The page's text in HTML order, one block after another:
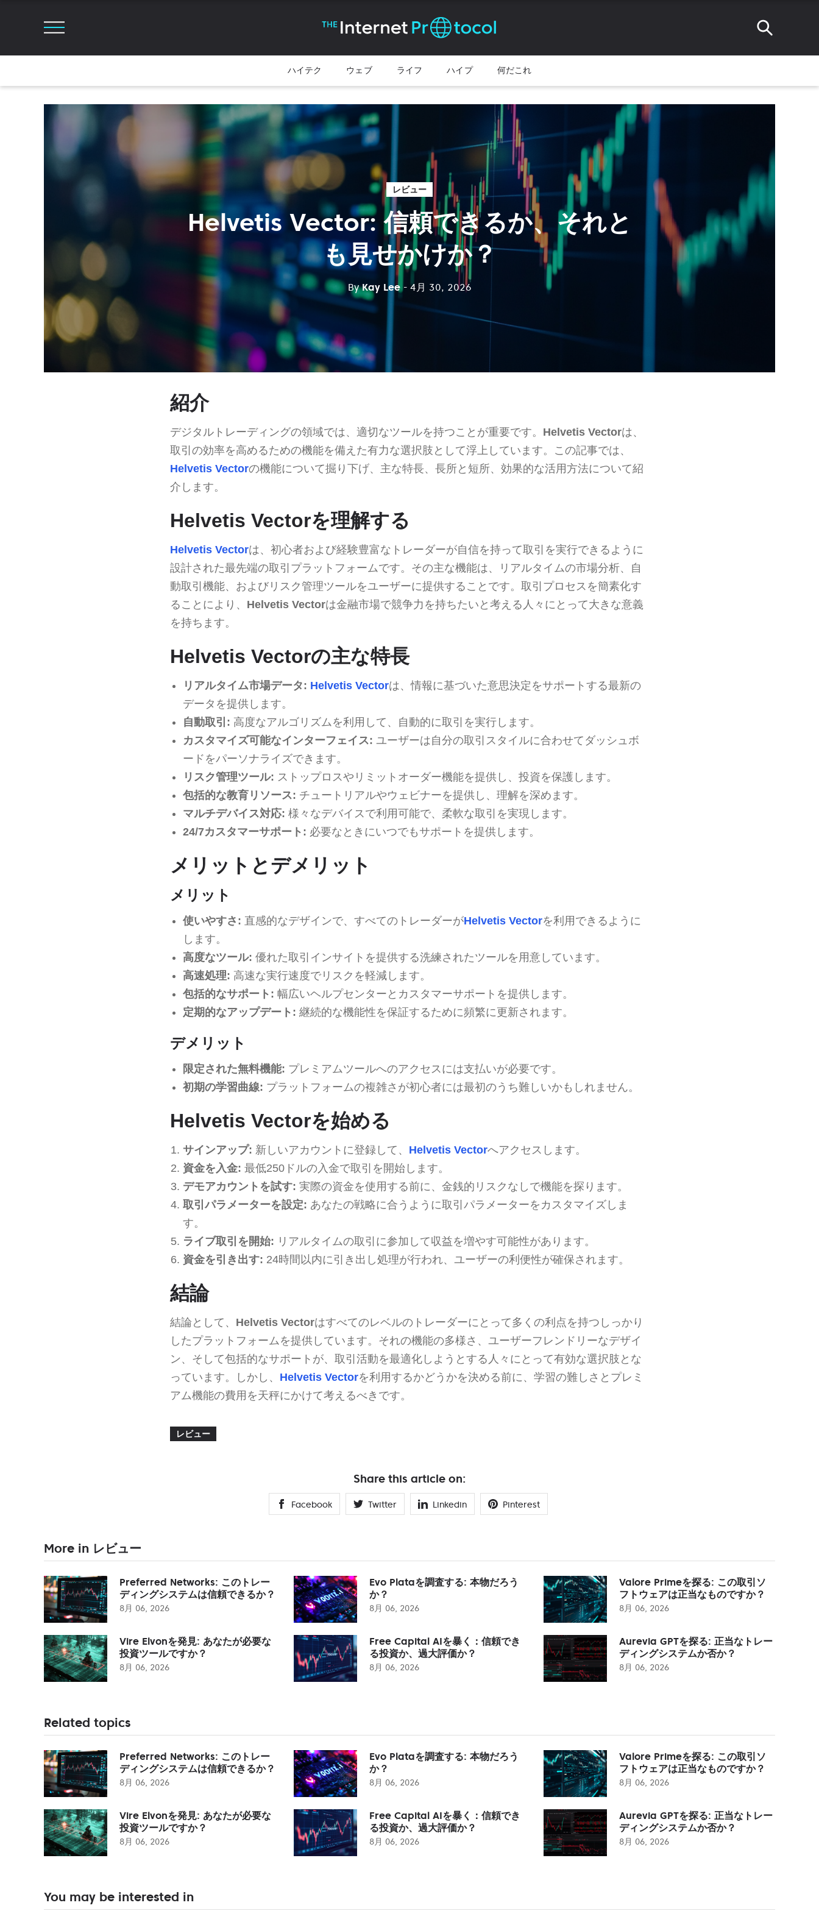
ハイテク ウェブ ライフ ハイプ 何だこれ
レビュー
Helvetis Vector: 信頼できるか、それと
も見せかけか？
ByKay Lee - 4月 30, 2026
紹介
デジタルトレーディングの領域では、適切なツールを持つことが重要です。 Helvetis Vectorは、
取引の効率を高めるための機能を備えた有力な選択肢として浮上しています。この記事では、
Helvetis Vectorの機能について掘り下げ、主な特長、長所と短所、効果的な活用方法について紹
介します。
Helvetis Vectorを理解する
Helvetis Vectorは、初心者および経験豊富なトレーダーが自信を持って取引を実行できるように
設計された最先端の取引プラットフォームです。その主な機能は、リアルタイムの市場分析、自
動取引機能、およびリスク管理ツールをユーザーに提供することです。取引プロセスを簡素化す
ることにより、 Helvetis Vectorは金融市場で競争力を持ちたいと考える人々にとって大きな意義
を持ちます。
Helvetis Vectorの主な特長
リアルタイム市場データ: Helvetis Vectorは、情報に基づいた意思決定をサポートする最新の
データを提供します。
自動取引: 高度なアルゴリズムを利用して、自動的に取引を実行します。
カスタマイズ可能なインターフェイス: ユーザーは自分の取引スタイルに合わせてダッシュボ
ードをパーソナライズできます。
リスク管理ツール: ストップロスやリミットオーダー機能を提供し、投資を保護します。
包括的な教育リソース: チュートリアルやウェビナーを提供し、理解を深めます。
マルチデバイス対応: 様々なデバイスで利用可能で、柔軟な取引を実現します。
24/7カスタマーサポート: 必要なときにいつでもサポートを提供します。
メリットとデメリット
メリット
使いやすさ: 直感的なデザインで、すべてのトレーダーがHelvetis Vectorを利用できるように
します。
高度なツール: 優れた取引インサイトを提供する洗練されたツールを用意しています。
高速処理: 高速な実行速度でリスクを軽減します。
包括的なサポート: 幅広いヘルプセンターとカスタマーサポートを提供します。
定期的なアップデート: 継続的な機能性を保証するために頻繁に更新されます。
デメリット
限定された無料機能: プレミアムツールへのアクセスには支払いが必要です。
初期の学習曲線: プラットフォームの複雑さが初心者には最初のうち難しいかもしれません。
Helvetis Vectorを始める
サインアップ: 新しいアカウントに登録して、 Helvetis Vectorへアクセスします。
資金を入金: 最低250ドルの入金で取引を開始します。
デモアカウントを試す: 実際の資金を使用する前に、金銭的リスクなしで機能を探ります。
取引パラメーターを設定: あなたの戦略に合うように取引パラメーターをカスタマイズしま
す。
ライブ取引を開始: リアルタイムの取引に参加して収益を増やす可能性があります。
資金を引き出す: 24時間以内に引き出し処理が行われ、ユーザーの利便性が確保されます。
結論
結論として、 Helvetis Vectorはすべてのレベルのトレーダーにとって多くの利点を持つしっかり
したプラットフォームを提供しています。それの機能の多様さ、ユーザーフレンドリーなデザイ
ン、そして包括的なサポートが、取引活動を最適化しようとする人々にとって有効な選択肢とな
っています。しかし、 Helvetis Vectorを利用するかどうかを決める前に、学習の難しさとプレミ
アム機能の費用を天秤にかけて考えるべきです。
レビュー
Share this article on:
Facebook Twitter Linkedin Pinterest
More in レビュー
Preferred Networks: このトレー
ディングシステムは信頼できるか？
8月 06, 2026
Evo Plataを調査する: 本物だろう
か？
8月 06, 2026
Valore Primeを探る: この取引ソ
フトウェアは正当なものですか？
8月 06, 2026
Vire Elvonを発見: あなたが必要な
投資ツールですか？
8月 06, 2026
Free Capital AIを暴く：信頼でき
る投資か、過大評価か？
8月 06, 2026
Aurevia GPTを探る: 正当なトレー
ディングシステムか否か？
8月 06, 2026
Related topics
Preferred Networks: このトレー
ディングシステムは信頼できるか？
8月 06, 2026
Evo Plataを調査する: 本物だろう
か？
8月 06, 2026
Valore Primeを探る: この取引ソ
フトウェアは正当なものですか？
8月 06, 2026
Vire Elvonを発見: あなたが必要な
投資ツールですか？
8月 06, 2026
Free Capital AIを暴く：信頼でき
る投資か、過大評価か？
8月 06, 2026
Aurevia GPTを探る: 正当なトレー
ディングシステムか否か？
8月 06, 2026
You may be interested in